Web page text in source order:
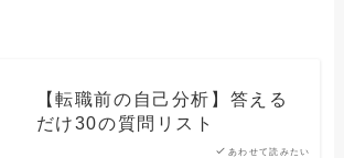
あわせて読みたい
【転職前の自己分析】答える
だけ30の質問リスト